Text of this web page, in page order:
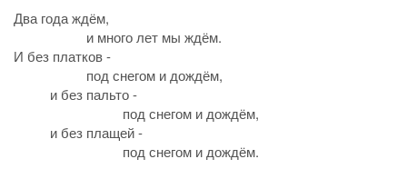
Два года ждём,
и много лет мы ждём.
И без платков -
под снегом и дождём,
и без пальто -
под снегом и дождём,
и без плащей -
под снегом и дождём.